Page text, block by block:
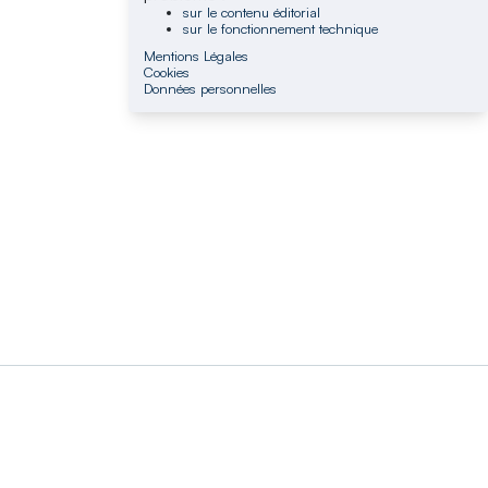
sur le contenu éditorial
sur le fonctionnement technique
Mentions Légales
Cookies
Données personnelles